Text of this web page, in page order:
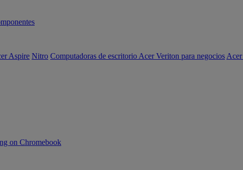
Aspire Nitro Computadoras de escritorio Acer Veriton para negocios
on Chromebook